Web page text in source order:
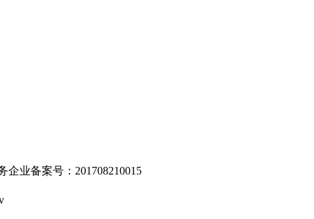
企业备案号：201708210015